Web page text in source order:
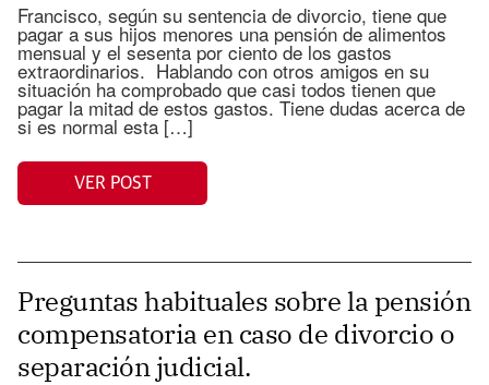
Francisco, según su sentencia de divorcio, tiene que
pagar a sus hijos menores una pensión de alimentos
mensual y el sesenta por ciento de los gastos
extraordinarios. Hablando con otros amigos en su
situación ha comprobado que casi todos tienen que
pagar la mitad de estos gastos. Tiene dudas acerca de
si es normal esta […]
VER POST
Preguntas habituales sobre la pensión
compensatoria en caso de divorcio o
separación judicial.